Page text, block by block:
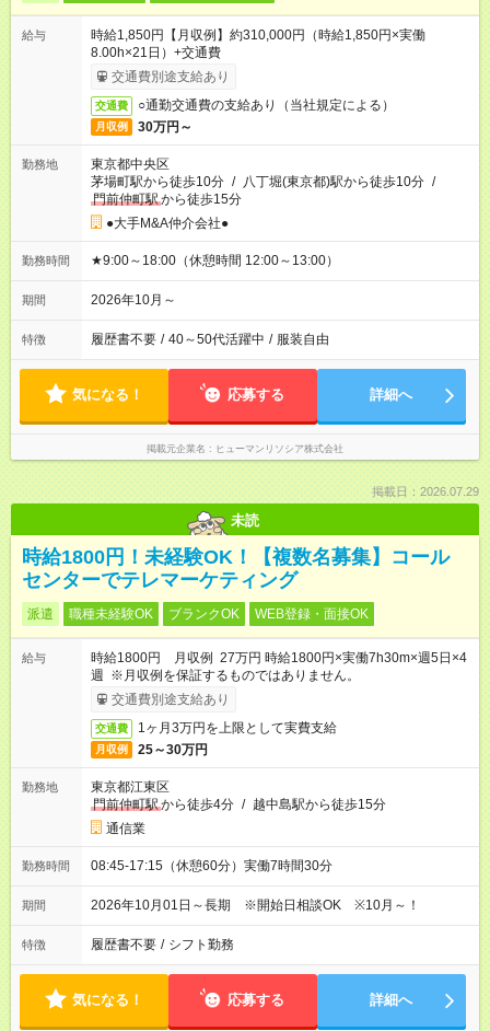
給与
時給1,850円【月収例】約310,000円（時給1,850円×実働
8.00h×21日）+交通費
交通費別途支給あり
交通費 ○通勤交通費の支給あり（当社規定による）
月収例 30万円～
勤務地
東京都中央区
茅場町駅から徒歩10分 / 八丁堀(東京都)駅から徒歩10分 /
門前仲町駅から徒歩15分
●大手M&A仲介会社●
勤務時間 ★9:00～18:00（休憩時間 12:00～13:00）
期間 2026年10月～
特徴 履歴書不要 / 40～50代活躍中 / 服装自由
気になる！ 応募する 詳細へ
掲載元企業名 ヒューマンリソシア株式会社
掲載日：2026.07.29
未読
時給1800円！未経験OK！【複数名募集】コール
センターでテレマーケティング
派遣 職種未経験OK ブランクOK WEB登録・面接OK
給与
時給1800円 月収例 27万円 時給1800円×実働7h30m×週5日×4
週 ※月収例を保証するものではありません。
交通費別途支給あり
交通費 1ヶ月3万円を上限として実費支給
月収例 25～30万円
勤務地
東京都江東区
門前仲町駅から徒歩4分 / 越中島駅から徒歩15分
通信業
勤務時間 08:45-17:15（休憩60分）実働7時間30分
期間 2026年10月01日～長期 ※開始日相談OK ※10月～！
特徴 履歴書不要 / シフト勤務
気になる！ 応募する 詳細へ